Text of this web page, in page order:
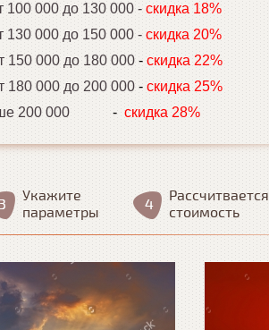
100 000 до 130 000 - скидка 18%
130 000 до 150 000 - скидка 20%
150 000 до 180 000 - скидка 22%
180 000 до 200 000 - скидка 25%
200 000 - скидка 28%
Укажите
параметры
Рассчитвается
стоимость